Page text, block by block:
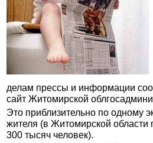
делам прессы и информации
сайт Житомирской
Это приблизительно по одному
жителя (в Житомирской области
300 тысяч человек).